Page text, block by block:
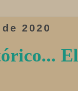
2020